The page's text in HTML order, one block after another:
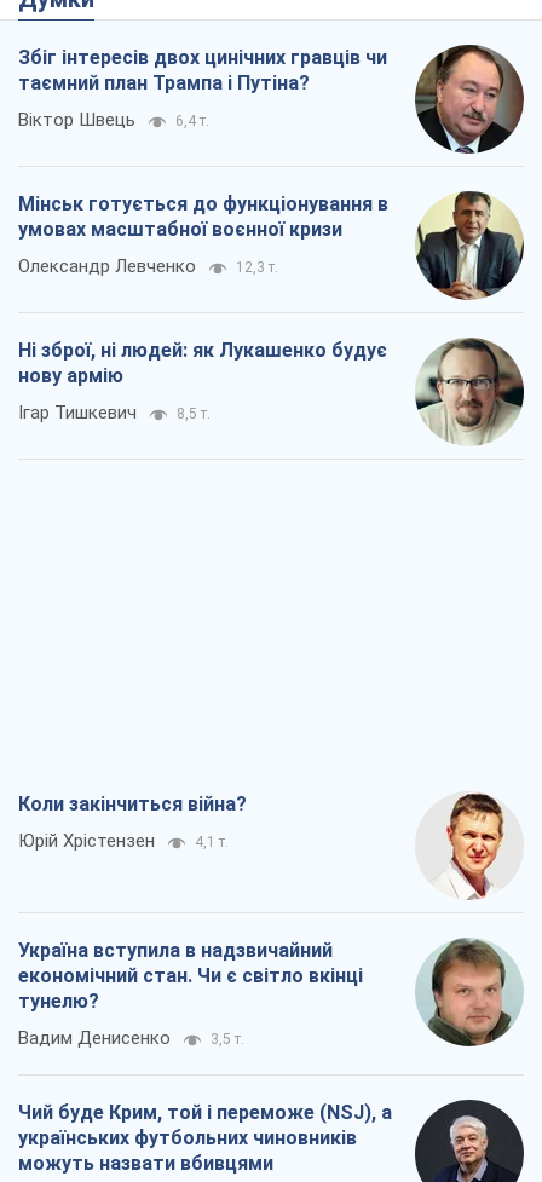
Збіг інтересів двох цинічних гравців чи
таємний план Трампа і Путіна?
Віктор Швець 6,4 т.
Мінськ готується до функціонування в
умовах масштабної воєнної кризи
Олександр Левченко 12,3 т.
Ні зброї, ні людей: як Лукашенко будує
нову армію
Ігар Тишкевич 8,5 т.
Коли закінчиться війна?
Юрій Хрістензен 4,1 т.
Україна вступила в надзвичайний
економічний стан. Чи є світло вкінці
тунелю?
Вадим Денисенко 3,5 т.
Чий буде Крим, той і переможе (NSJ), а
українських футбольних чиновників
можуть назвати вбивцями